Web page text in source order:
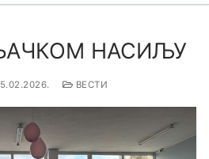
НАСИЉУ
ВЕСТИ